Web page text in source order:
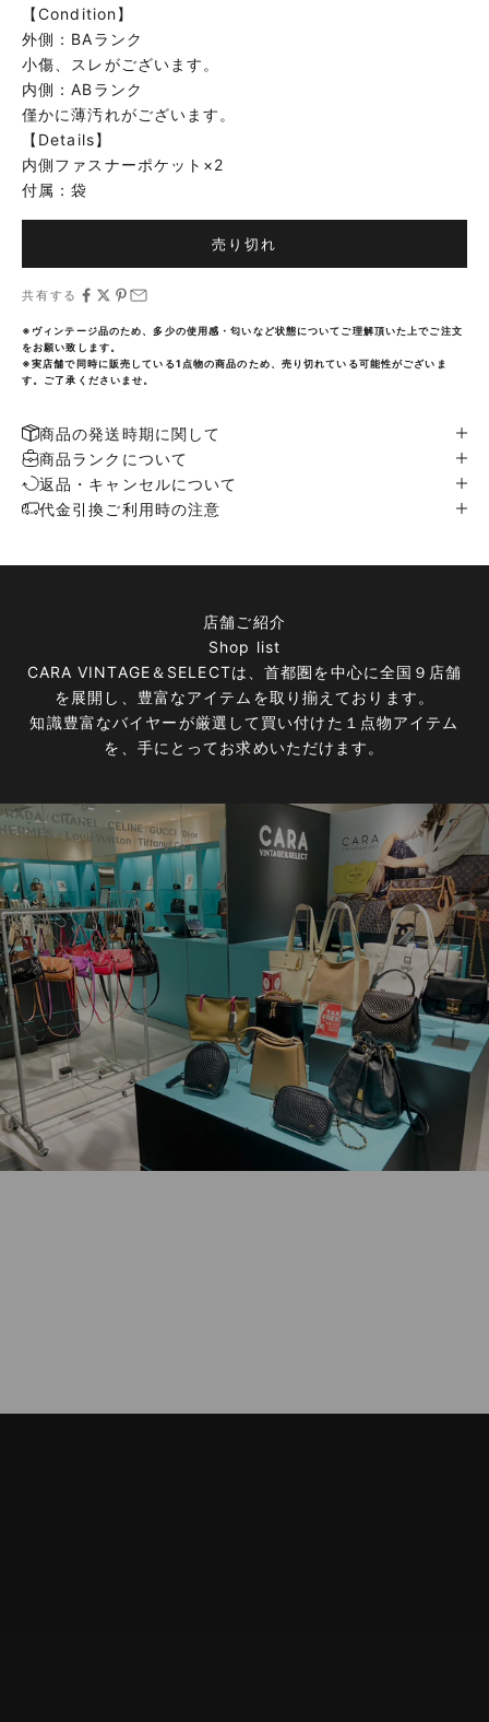
【Condition】
外側：BAランク
小傷、スレがございます。
内側：ABランク
僅かに薄汚れがございます。
【Details】
内側ファスナーポケット×2
付属：袋
売り切れ
共有する
※ヴィンテージ品のため、多少の使用感・匂いなど状態についてご理解頂いた上でご注文
をお願い致します。
※実店舗で同時に販売している1点物の商品のため、売り切れている可能性がございま
す。ご了承くださいませ。
商品の発送時期に関して
商品ランクについて
返品・キャンセルについて
代金引換ご利用時の注意
店舗ご紹介
Shop list
CARA VINTAGE＆SELECTは、首都圏を中心に全国９店舗
を展開し、豊富なアイテムを取り揃えております。
知識豊富なバイヤーが厳選して買い付けた１点物アイテム
を、手にとってお求めいただけます。